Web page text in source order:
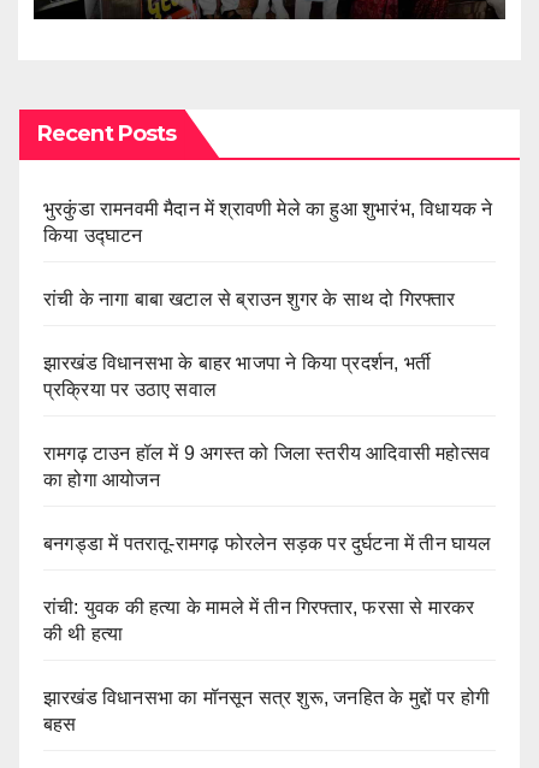
Recent Posts
भुरकुंडा रामनवमी मैदान में श्रावणी मेले का हुआ शुभारंभ, विधायक ने
किया उद्घाटन
रांची के नागा बाबा खटाल से ब्राउन शुगर के साथ दो गिरफ्तार
झारखंड विधानसभा के बाहर भाजपा ने किया प्रदर्शन, भर्ती
प्रक्रिया पर उठाए सवाल
रामगढ़ टाउन हॉल में 9 अगस्त को जिला स्तरीय आदिवासी महोत्सव
का होगा आयोजन
बनगड्डा में पतरातू-रामगढ़ फोरलेन सड़क पर दुर्घटना में तीन घायल
रांची: युवक की हत्या के मामले में तीन गिरफ्तार, फरसा से मारकर
की थी हत्या
झारखंड विधानसभा का मॉनसून सत्र शुरू, जनहित के मुद्दों पर होगी
बहस